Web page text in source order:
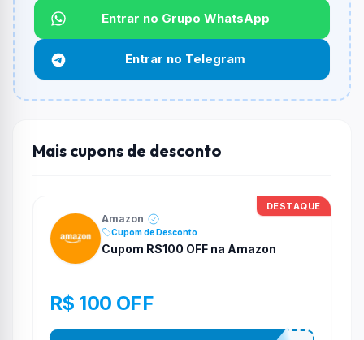
Qual é o desconto máximo?
Não informado ou sem limite.
Funciona em qualquer produto?
Não necessariamente. Depende de itens participantes
Entrar no Grupo WhatsApp
Entrar no Telegram
Mais cupons de desconto
DESTAQUE
Amazon
Cupom de Desconto
Cupom R$100 OFF na Amazon
R$ 100 OFF